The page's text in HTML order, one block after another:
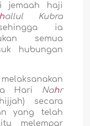
jemaah haji
allul Kubra
ia
semua
hubungan
Hari Nahr
secara
yang telah
melempar